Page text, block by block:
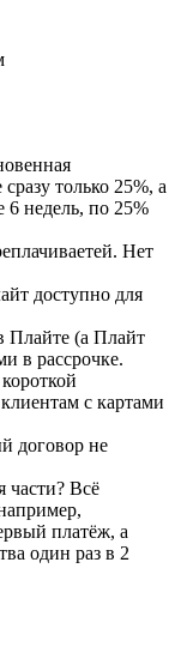
только 25%, а
6 недель, по 25%
Нет
доступно для
(а Плайт
в рассрочке.
с картами
договор не
части? Всё
платёж, а
один раз в 2